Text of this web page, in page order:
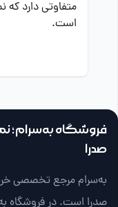
است.
فروشگاه به‌سرام؛
صدرا
به‌سرام مرجع تخصصی
صدرا است. در فروشگاه